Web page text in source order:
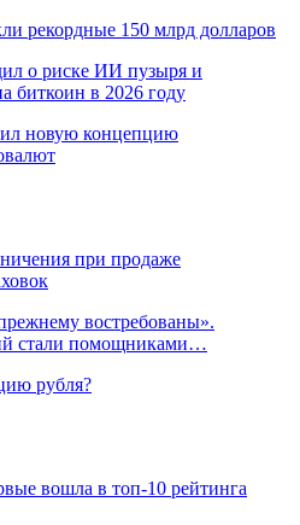
рекордные 150 млрд долларов
о риске ИИ пузыря и
биткоин в 2026 году
новую концепцию
при продаже
востребованы».
стали помощниками…
рубля?
вошла в топ-10 рейтинга